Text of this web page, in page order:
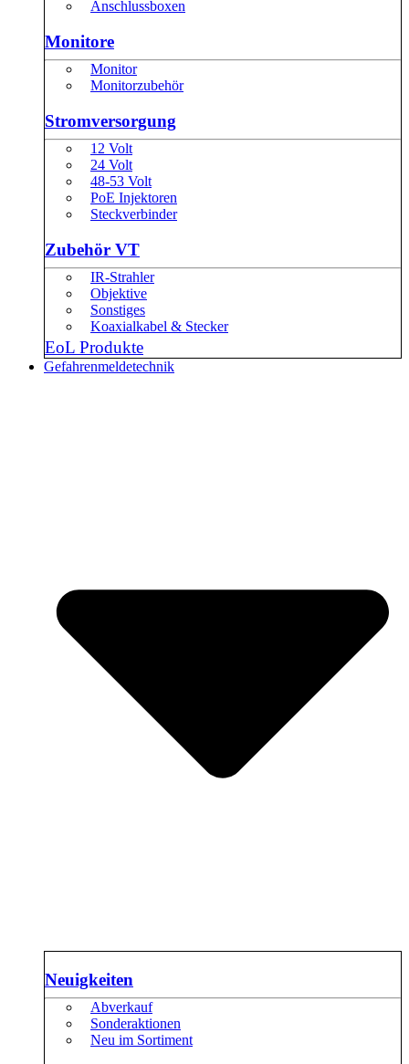
Anschlussboxen
Monitore
Monitor
Monitorzubehör
Stromversorgung
12 Volt
24 Volt
48-53 Volt
PoE Injektoren
Steckverbinder
Zubehör VT
IR-Strahler
Objektive
Sonstiges
Koaxialkabel & Stecker
EoL Produkte
Gefahrenmeldetechnik
Neuigkeiten
Abverkauf
Sonderaktionen
Neu im Sortiment